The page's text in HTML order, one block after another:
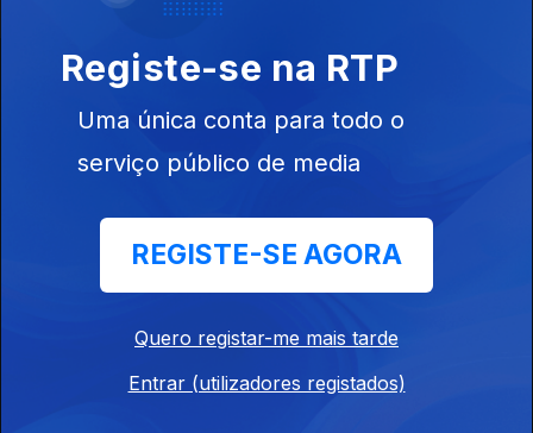
Registe-se na RTP
Uma única conta para todo o
serviço público de media
REGISTE-SE AGORA
Quero registar-me mais tarde
Entrar (utilizadores registados)